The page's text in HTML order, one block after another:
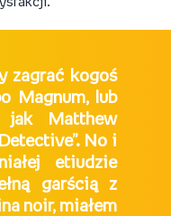
zagrać kogoś
Magnum, lub
jak Matthew
No i
etiudzie
garścią z
noir, miałem